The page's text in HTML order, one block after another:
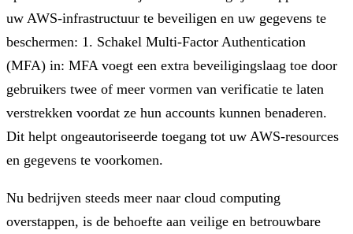
uw AWS-infrastructuur te beveiligen en uw gegevens te
beschermen: 1. Schakel Multi-Factor Authentication
(MFA) in: MFA voegt een extra beveiligingslaag toe door
gebruikers twee of meer vormen van verificatie te laten
verstrekken voordat ze hun accounts kunnen benaderen.
Dit helpt ongeautoriseerde toegang tot uw AWS-resources
en gegevens te voorkomen.
Nu bedrijven steeds meer naar cloud computing
overstappen, is de behoefte aan veilige en betrouwbare